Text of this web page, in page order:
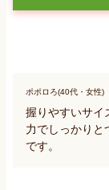
ポポロろ(40代・女性)
握りやすいサイ
力でしっかりと
です。